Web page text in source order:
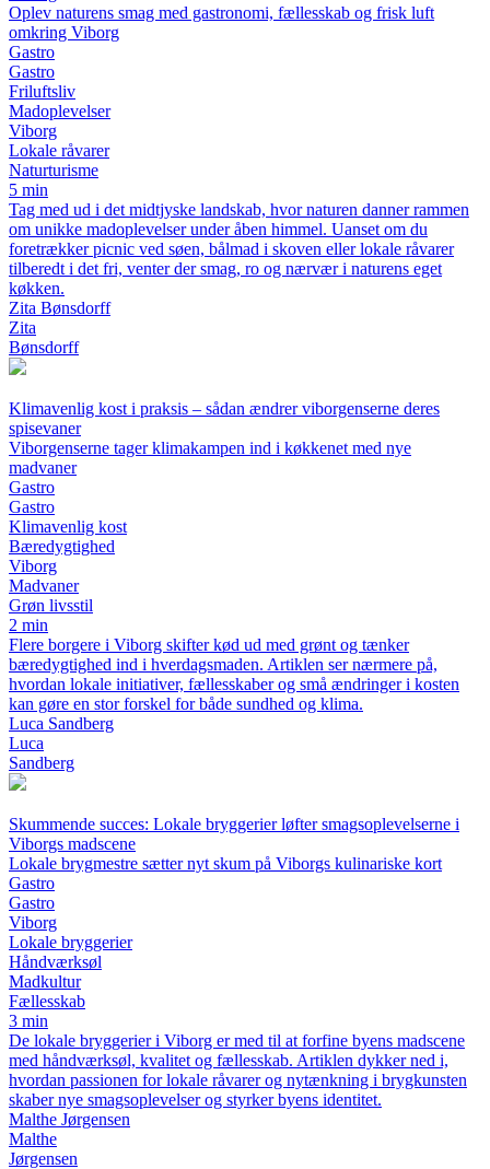
Oplev naturens smag med gastronomi, fællesskab og frisk luft
omkring Viborg
Gastro
Gastro
Friluftsliv
Madoplevelser
Viborg
Lokale råvarer
Naturturisme
5 min
Tag med ud i det midtjyske landskab, hvor naturen danner rammen
om unikke madoplevelser under åben himmel. Uanset om du
foretrækker picnic ved søen, bålmad i skoven eller lokale råvarer
tilberedt i det fri, venter der smag, ro og nærvær i naturens eget
køkken.
Zita Bønsdorff
Zita
Bønsdorff
Klimavenlig kost i praksis – sådan ændrer viborgenserne deres
spisevaner
Viborgenserne tager klimakampen ind i køkkenet med nye
madvaner
Gastro
Gastro
Klimavenlig kost
Bæredygtighed
Viborg
Madvaner
Grøn livsstil
2 min
Flere borgere i Viborg skifter kød ud med grønt og tænker
bæredygtighed ind i hverdagsmaden. Artiklen ser nærmere på,
hvordan lokale initiativer, fællesskaber og små ændringer i kosten
kan gøre en stor forskel for både sundhed og klima.
Luca Sandberg
Luca
Sandberg
Skummende succes: Lokale bryggerier løfter smagsoplevelserne i
Viborgs madscene
Lokale brygmestre sætter nyt skum på Viborgs kulinariske kort
Gastro
Gastro
Viborg
Lokale bryggerier
Håndværksøl
Madkultur
Fællesskab
3 min
De lokale bryggerier i Viborg er med til at forfine byens madscene
med håndværksøl, kvalitet og fællesskab. Artiklen dykker ned i,
hvordan passionen for lokale råvarer og nytænkning i brygkunsten
skaber nye smagsoplevelser og styrker byens identitet.
Malthe Jørgensen
Malthe
Jørgensen